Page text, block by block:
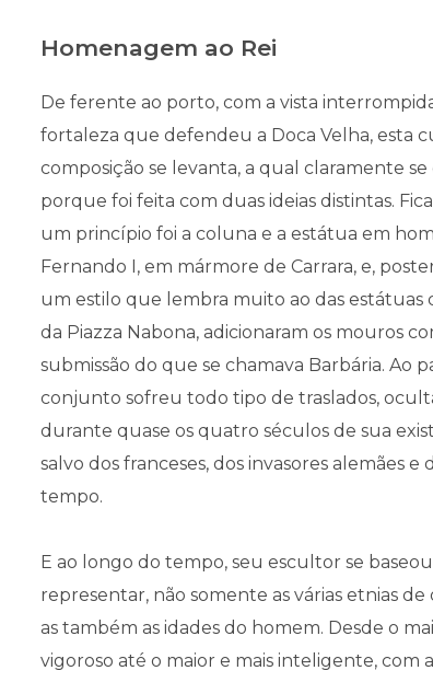
Homenagem ao Rei
De ferente ao porto, com a vista
fortaleza que defendeu a Doca Velha, esta
composição se levanta, a qual claramente
porque foi feita com duas ideias distintas.
um princípio foi a coluna e a estátua em
Fernando I, em mármore de Carrara, e,
um estilo que lembra muito ao das estátuas
da Piazza Nabona, adicionaram os mouros
submissão do que se chamava Barbária. Ao
conjunto sofreu todo tipo de traslados,
durante quase os quatro séculos de sua
salvo dos franceses, dos invasores alemães e
tempo.
E ao longo do tempo, seu escultor se
representar, não somente as várias etnias de
as também as idades do homem. Desde o
vigoroso até o maior e mais inteligente, com